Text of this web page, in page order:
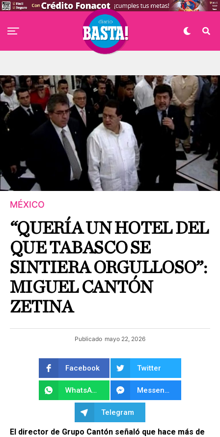
MÉXICO
“QUERÍA UN HOTEL DEL
QUE TABASCO SE
SINTIERA ORGULLOSO”:
MIGUEL CANTÓN
ZETINA
Publicado mayo 22, 2026
Facebook Twitter
WhatsApp Messenger
Telegram
El director de Grupo Cantón señaló que hace más de